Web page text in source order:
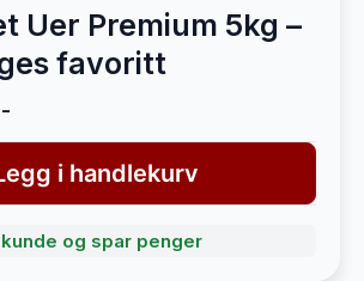
Uer Premium 5kg –
favoritt
i handlekurv
og spar penger